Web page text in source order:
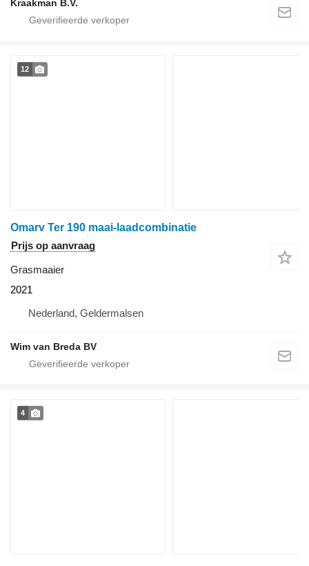
Kraakman B.V.
12
Omarv Ter 190 maai-laadcombinatie
Prijs op aanvraag
Grasmaaier
2021
Nederland, Geldermalsen
Wim van Breda BV
4